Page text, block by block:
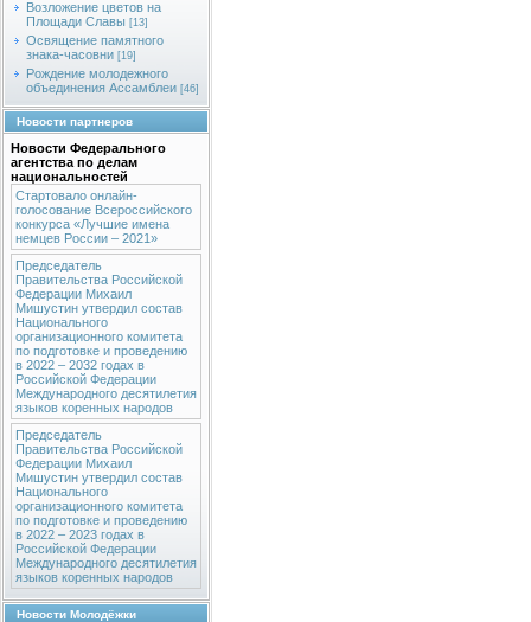
Возложение цветов на
Площади Славы [13]
Освящение памятного
знака-часовни [19]
Рождение молодежного
объединения Ассамблеи [46]
Новости партнеров
Новости Федерального
агентства по делам
национальностей
Стартовало онлайн-
голосование Всероссийского
конкурса «Лучшие имена
немцев России – 2021»
Председатель
Правительства Российской
Федерации Михаил
Мишустин утвердил состав
Национального
организационного комитета
по подготовке и проведению
в 2022 – 2032 годах в
Российской Федерации
Международного десятилетия
языков коренных народов
Председатель
Правительства Российской
Федерации Михаил
Мишустин утвердил состав
Национального
организационного комитета
по подготовке и проведению
в 2022 – 2023 годах в
Российской Федерации
Международного десятилетия
языков коренных народов
Новости Молодёжки